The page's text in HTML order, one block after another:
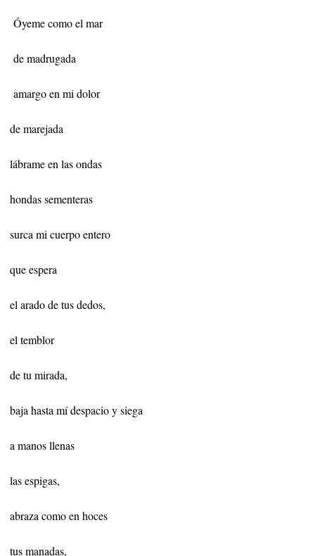
Óyeme como el mar
de madrugada
amargo en mi dolor
de marejada
lábrame en las ondas
hondas sementeras
surca mi cuerpo entero
que espera
el arado de tus dedos,
el temblor
de tu mirada,
baja hasta mí despacio y siega
a manos llenas
las espigas,
abraza como en hoces
tus manadas,